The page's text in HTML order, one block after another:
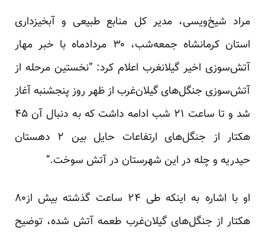
مراد شیخ‌ویسی، مدیر کل منابع طبیعی و آبخیزداری
استان کرمانشاه جمعه‌شب، ۳۰ مردادماه با خبر مهار
آتش‌سوزی اخیر گیلانغرب اعلام کرد: “نخستین مرحله از
آتش‌سوزی جنگل‌های گیلان‌غرب از ظهر روز پنجشنبه آغاز
شد و تا ساعت ۲۱ شب ادامه داشت که به دنبال آن ۴۵
هکتار از جنگل‌های ارتفاعات حایل بین ۲ دهستان
حیدریه و چله در این شهرستان در آتش سوخت.”
او با اشاره به اینکه طی ۲۴ ساعت گذشته بیش از۸۰
هکتار از جنگل‌های گیلان‌غرب طعمه آتش شده، توضیح